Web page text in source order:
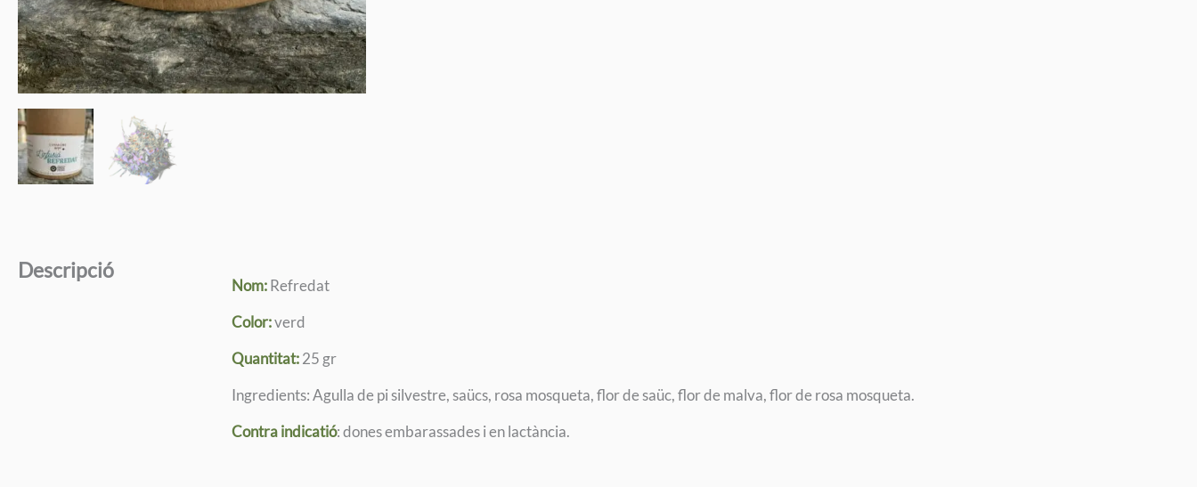
Descripció
Nom:Refredat
Color:verd
Quantitat:25 gr
Ingredients: Agulla de pi silvestre, saücs, rosa mosqueta, flor de saüc, flor de malva, flor de rosa mosqueta.
Contra indicatió: dones embarassades i en lactància.